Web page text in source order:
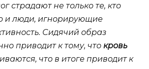
страдают не только те, кто
и люди, игнорирующие
Сидячий образ
приводит к тому, что кровь
что в итоге приводит к